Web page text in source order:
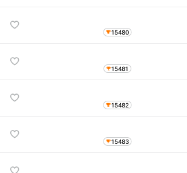
15480
15481
15482
15483